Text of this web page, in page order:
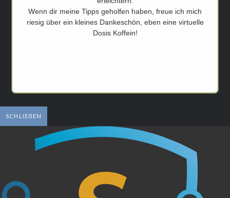
Wenn dir meine Tipps geholfen haben, freue ich mich
riesig über ein kleines Dankeschön, eben eine virtuelle
Dosis Koffein!
SCHLIEẞEN